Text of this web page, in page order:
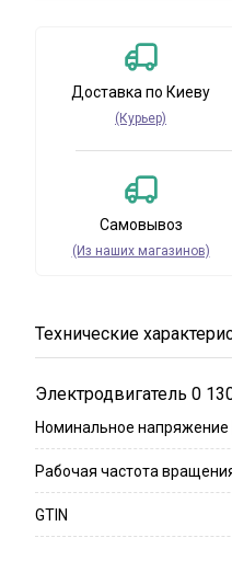
Доставка по Киеву
(Курьер)
Самовывоз
(Из наших магазинов)
Технические
Электродвигатель 0
Номинальное напряжение
Рабочая частота
GTIN